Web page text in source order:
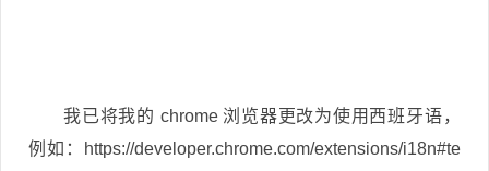
我已将我的 chrome 浏览器更改为使用西班牙语，
例如：https://developer.chrome.com/extensions/i18n#te